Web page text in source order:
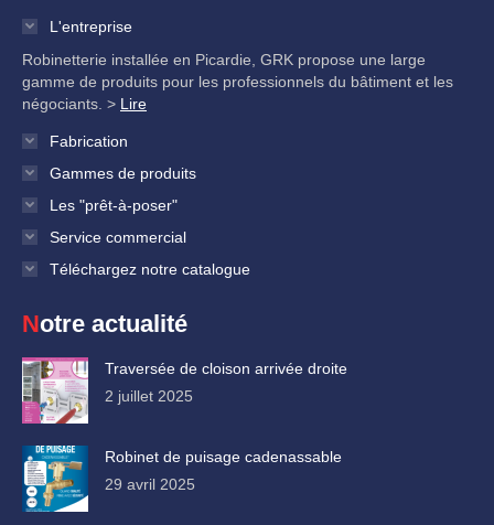
L'entreprise
Robinetterie installée en Picardie, GRK propose une large
gamme de produits pour les professionnels du bâtiment et les
négociants. > Lire
Fabrication
Gammes de produits
Les "prêt-à-poser"
Service commercial
Téléchargez notre catalogue
Notre actualité
Traversée de cloison arrivée droite
2 juillet 2025
Robinet de puisage cadenassable
29 avril 2025